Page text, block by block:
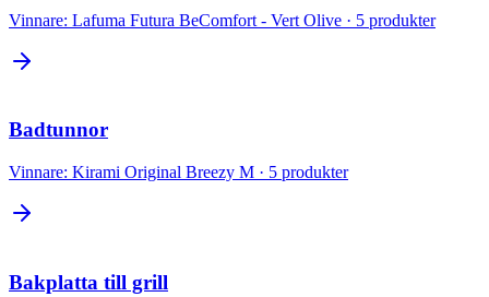
Vinnare: Lafuma Futura BeComfort - Vert Olive · 5 produkter
Badtunnor
Vinnare: Kirami Original Breezy M · 5 produkter
Bakplatta till grill